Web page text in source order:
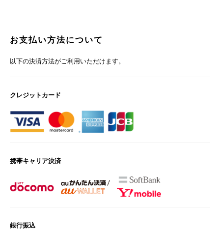
お支払い方法について
以下の決済方法がご利用いただけます。
クレジットカード
携帯キャリア決済
銀行振込